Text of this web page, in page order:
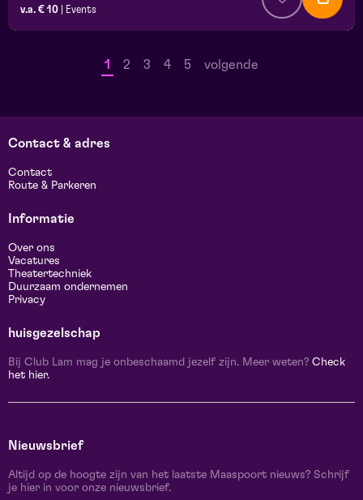
v.a. € 10
Events
1 2 3 4 5 volgende
Contact & adres
Contact
Route & Parkeren
Informatie
Over ons
Vacatures
Theatertechniek
Duurzaam ondernemen
Privacy
huisgezelschap
Bij Club Lam mag je onbeschaamd jezelf zijn. Meer weten? Check
het hier.
Nieuwsbrief
Altijd op de hoogte zijn van het laatste Maaspoort nieuws? Schrijf
je hier in voor onze nieuwsbrief.